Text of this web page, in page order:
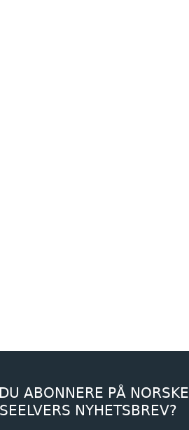
ABONNERE PÅ NORSKE
NYHETSBREV?